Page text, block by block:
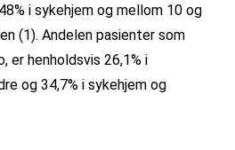
i sykehjem og mellom 10 og
(1). Andelen pasienter som
er henholdsvis 26,1% i
og 34,7% i sykehjem og